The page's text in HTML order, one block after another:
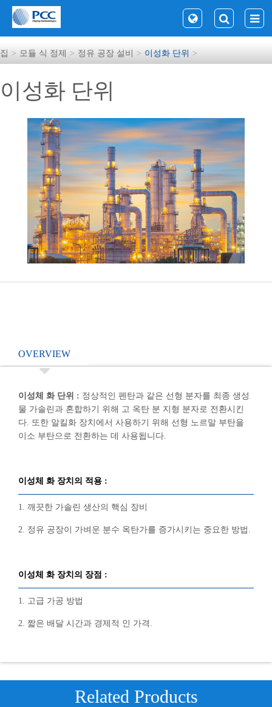
집 모듈 식 정제 정유 공장 설비 이성화 단위
이성화 단위
OVERVIEW
이성체 화 단위 : 정상적인 펜탄과 같은 선형 분자를 최종 생성
물 가솔린과 혼합하기 위해 고 옥탄 분 지형 분자로 전환시킨
다. 또한 알킬화 장치에서 사용하기 위해 선형 노르말 부탄을
이소 부탄으로 전환하는 데 사용됩니다.
이성체 화 장치의 적용 :
1. 깨끗한 가솔린 생산의 핵심 장비
2. 정유 공장이 가벼운 분수 옥탄가를 증가시키는 중요한 방법.
이성체 화 장치의 장점 :
1. 고급 가공 방법
2. 짧은 배달 시간과 경제적 인 가격.
Related Products